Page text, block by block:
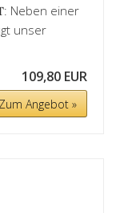
einer
unser
109,80 EUR
Angebot »